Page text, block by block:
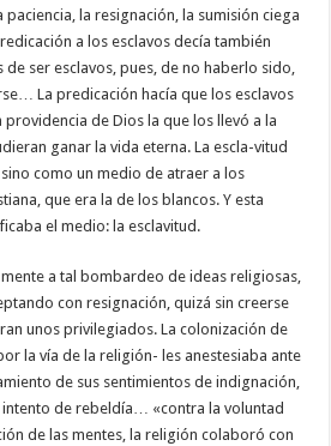
la resignación, la sumisión ciega
a los esclavos decía también
ser esclavos, pues, de no haberlo sido,
La predicación hacía que los esclavos
de Dios la que los llevó a la
ganar la vida eterna. La escla-vitud
como un medio de atraer a los
que era la de los blancos. Y esta
el medio: la esclavitud.
a tal bombardeo de ideas religiosas,
con resignación, quizá sin creerse
unos privilegiados. La colonización de
la vía de la religión- les anestesiaba ante
de sus sentimientos de indignación,
de rebeldía… «contra la voluntad
de las mentes, la religión colaboró con